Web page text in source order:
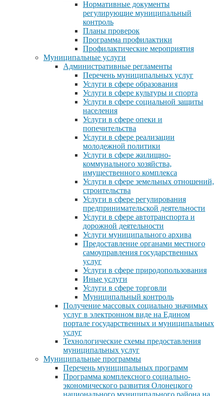
Нормативные документы
регулирующие муниципальный
контроль
Планы проверок
Программа профилактики
Профилактические мероприятия
Муниципальные услуги
Административные регламенты
Перечень муниципальных услуг
Услуги в сфере образования
Услуги в сфере культуры и спорта
Услуги в сфере социальной защиты
населения
Услуги в сфере опеки и
попечительства
Услуги в сфере реализации
молодежной политики
Услуги в сфере жилищно-
коммунального хозяйства,
имущественного комплекса
Услуги в сфере земельных отношений,
строительства
Услуги в сфере регулирования
предпринимательской деятельности
Услуги в сфере автотранспорта и
дорожной деятельности
Услуги муниципального архива
Предоставление органами местного
самоуправления государственных
услуг
Услуги в сфере природопользования
Иные услуги
Услуги в сфере торговли
Муниципальный контроль
Получение массовых социально значимых
услуг в электронном виде на Едином
портале государственных и муниципальных
услуг
Технологические схемы предоставления
муниципальных услуг
Муниципальные программы
Перечень муниципальных программ
Программа комплексного социально-
экономического развития Олонецкого
национального муниципального района на